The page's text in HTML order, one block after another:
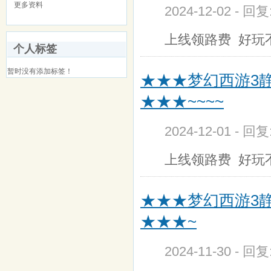
更多资料
个人标签
暂时没有添加标签！
2024-12-02 - 回
上线领路费 好
★★★梦幻西游3静
★★★~~~~
2024-12-01 - 回
上线领路费 好
★★★梦幻西游3静
★★★~
2024-11-30 - 回